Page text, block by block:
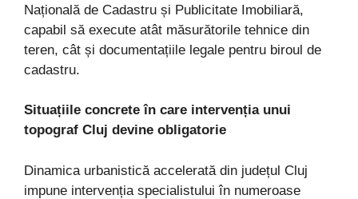
Națională de Cadastru și Publicitate Imobiliară,
capabil să execute atât măsurătorile tehnice din
teren, cât și documentațiile legale pentru biroul de
cadastru.
Situațiile concrete în care intervenția unui
topograf Cluj devine obligatorie
Dinamica urbanistică accelerată din județul Cluj
impune intervenția specialistului în numeroase